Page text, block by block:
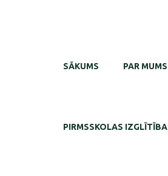
SĀKUMS PAR MUMS
PIRMSSKOLAS IZGLĪTĪBA